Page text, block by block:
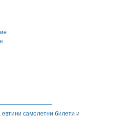
евтини самолетни билети и